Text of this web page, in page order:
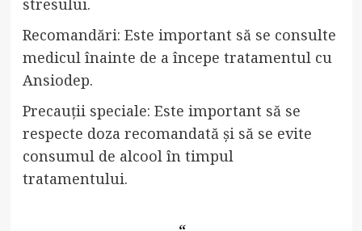
stresului.
Recomandări: Este important să se consulte
medicul înainte de a începe tratamentul cu
Ansiodep.
Precauții speciale: Este important să se
respecte doza recomandată și să se evite
consumul de alcool în timpul
tratamentului.